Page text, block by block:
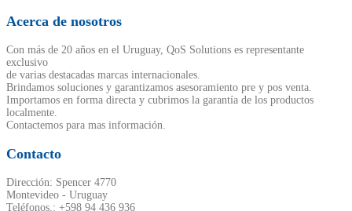
Acerca de nosotros
Con más de 20 años en el Uruguay, QoS Solutions es representante
exclusivo
de varias destacadas marcas internacionales.
Brindamos soluciones y garantizamos asesoramiento pre y pos venta.
Importamos en forma directa y cubrimos la garantía de los productos
localmente.
Contactemos para mas información.
Contacto
Dirección: Spencer 4770
Montevideo - Uruguay
Teléfonos.: +598 94 436 936